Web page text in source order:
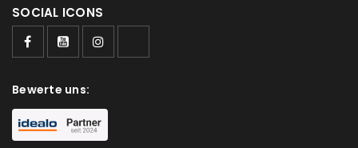
Ja, ich möchte ein Kundenkonto eröffnen und
akzeptiere die Datenschutzerklärung
SOCIAL ICONS
Bewerte uns: